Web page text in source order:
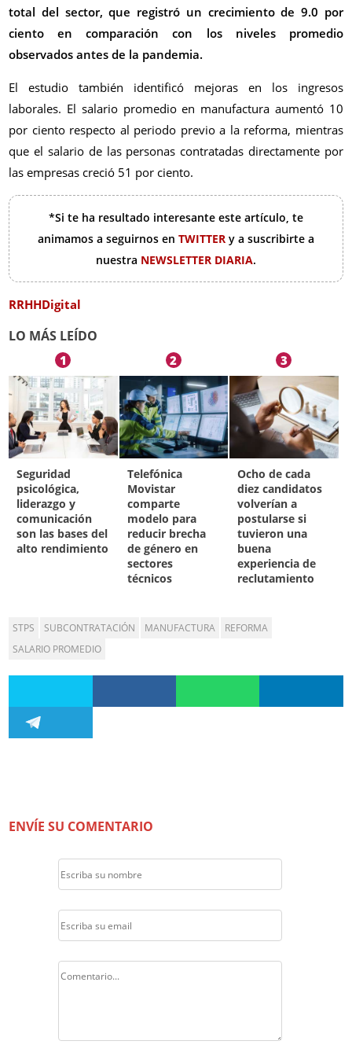
total del sector, que registró un crecimiento de 9.0 por
ciento en comparación con los niveles promedio
observados antes de la pandemia.
El estudio también identificó mejoras en los ingresos
laborales. El salario promedio en manufactura aumentó 10
por ciento respecto al periodo previo a la reforma, mientras
que el salario de las personas contratadas directamente por
las empresas creció 51 por ciento.
*Si te ha resultado interesante este artículo, te
animamos a seguirnos en TWITTER y a suscribirte a
nuestra NEWSLETTER DIARIA.
RRHHDigital
LO MÁS LEÍDO
1
Seguridad
psicológica,
liderazgo y
comunicación
son las bases del
alto rendimiento
2
Telefónica
Movistar
comparte
modelo para
reducir brecha
de género en
sectores
técnicos
3
Ocho de cada
diez candidatos
volverían a
postularse si
tuvieron una
buena
experiencia de
reclutamiento
STPS SUBCONTRATACIÓN MANUFACTURA
REFORMA
SALARIO PROMEDIO
ENVÍE SU COMENTARIO